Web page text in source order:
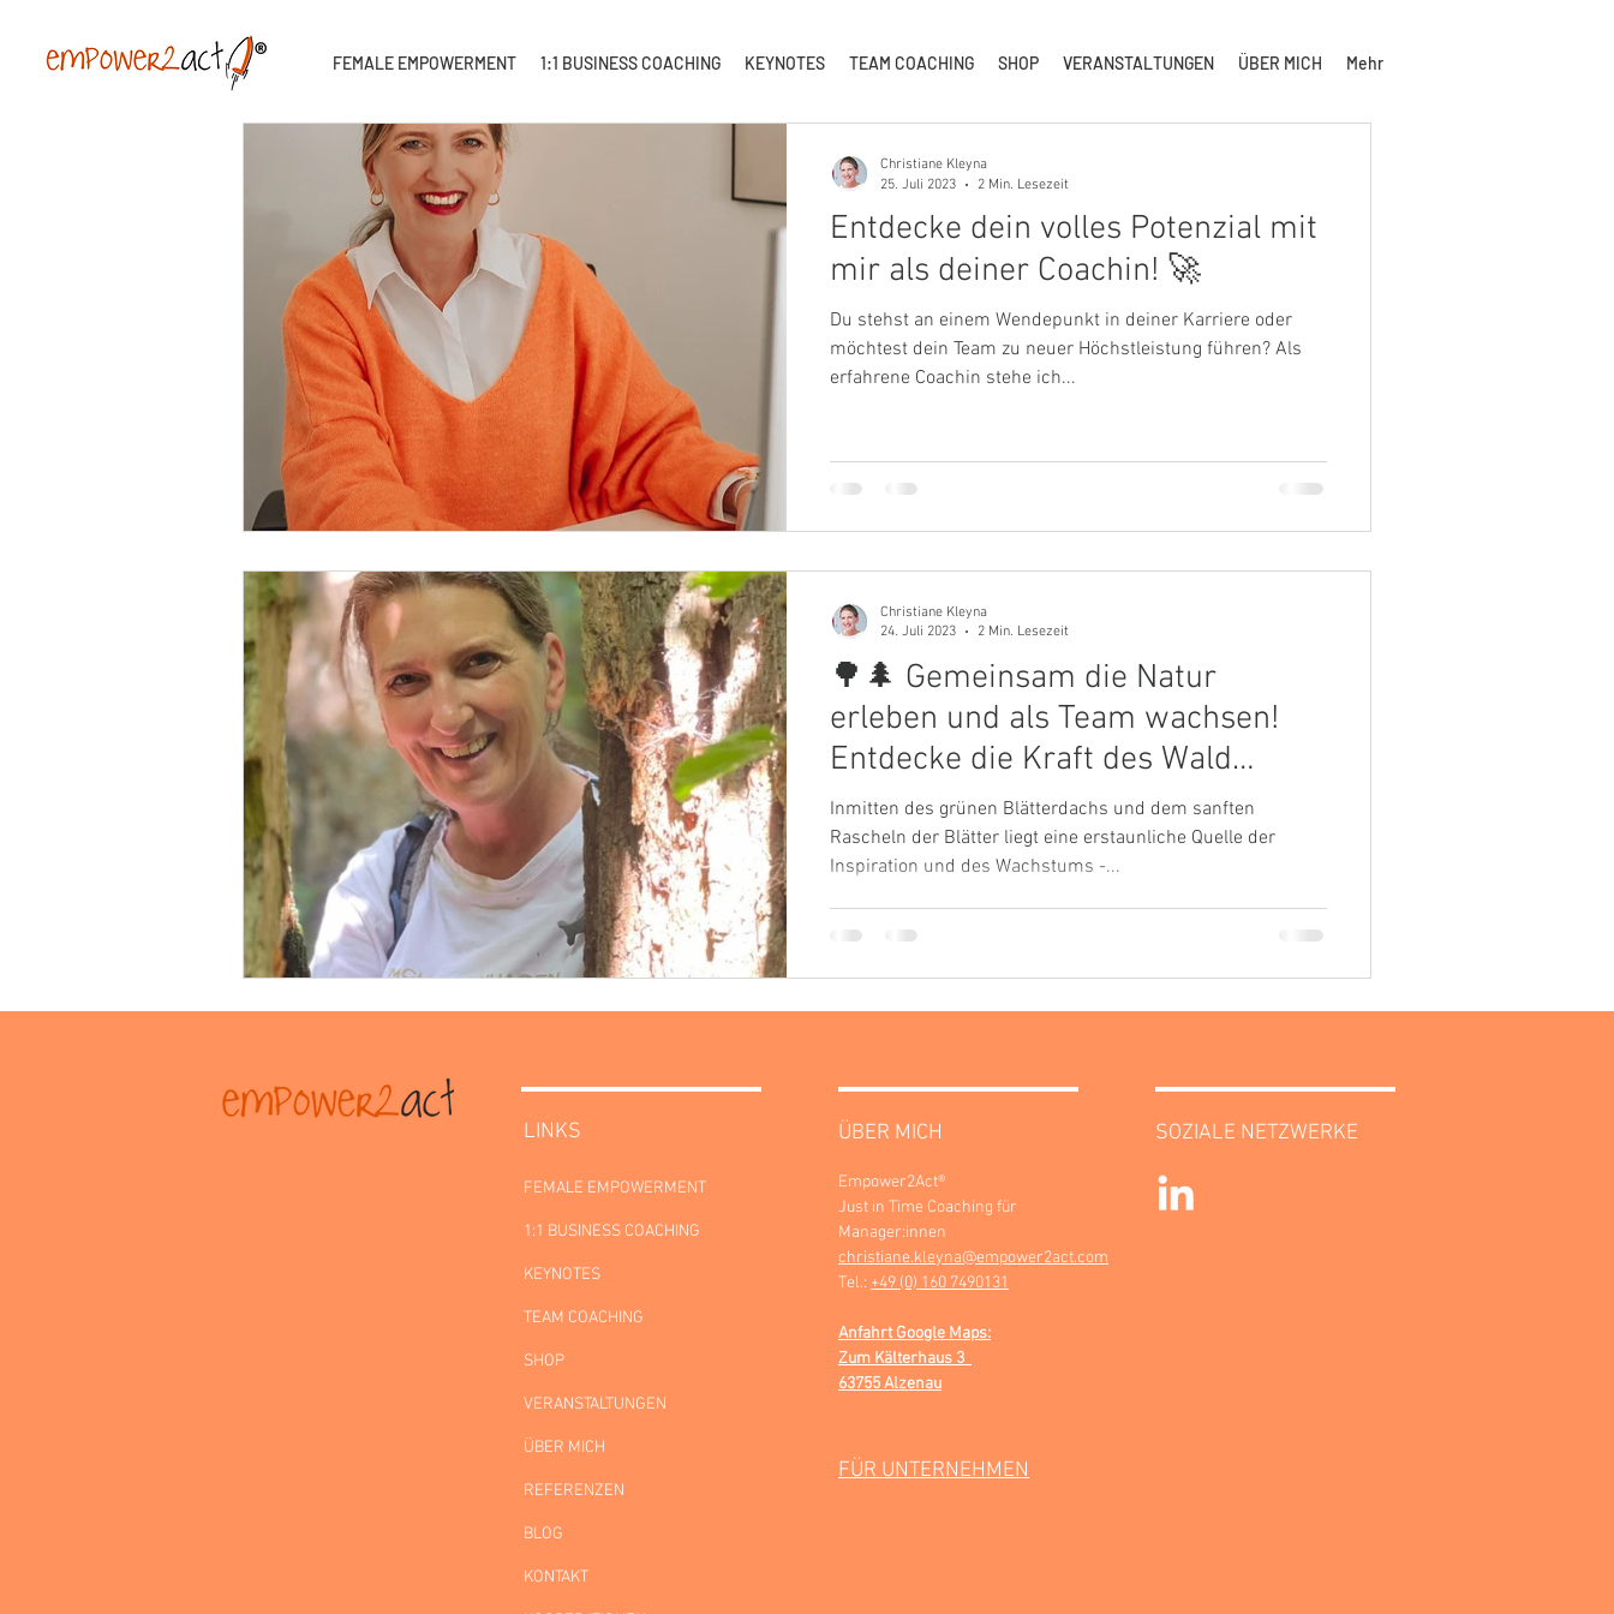
FEMALE EMPOWERMENT 1:1 BUSINESS COACHING KEYNOTES TEAM COACHING SHOP VERANSTALTUNGEN ÜBER MICH Mehr
Entdecke dein volles Potenzial mit
mir als deiner Coachin! 🚀
Du stehst an einem Wendepunkt in deiner Karriere oder
möchtest dein Team zu neuer Höchstleistung führen? Als
erfahrene Coachin stehe ich...
Christiane Kleyna
25. Juli 2023
2 Min. Lesezeit
🌳🌲 Gemeinsam die Natur
erleben und als Team wachsen!
Entdecke die Kraft des Wald
Teamcoachings! 🌲
Inmitten des grünen Blätterdachs und dem sanften
Rascheln der Blätter liegt eine erstaunliche Quelle der
Inspiration und des Wachstums -...
Christiane Kleyna
24. Juli 2023
2 Min. Lesezeit
LINKS
FEMALE EMPOWERMENT
1:1 BUSINESS COACHING
KEYNOTES
TEAM COACHING
SHOP
VERANSTALTUNGEN
ÜBER MICH
REFERENZEN
BLOG
KONTAKT
ÜBER MICH
Empower2Act®
Just in Time Coaching für
Manager:innen
christiane.kleyna@empower2act.com
Tel.: +49 (0) 160 7490131
Anfahrt Google Maps:
Zum Kälterhaus 3
63755 Alzenau
SOZIALE NETZWERKE
FÜR UNTERNEHMEN